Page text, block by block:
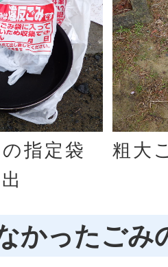
指定袋
粗大
かったごみ